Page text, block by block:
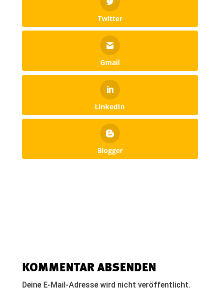
Twitter
Gmail
LinkedIn
Blogger
KOMMENTAR ABSENDEN
Deine E-Mail-Adresse wird nicht veröffentlicht.